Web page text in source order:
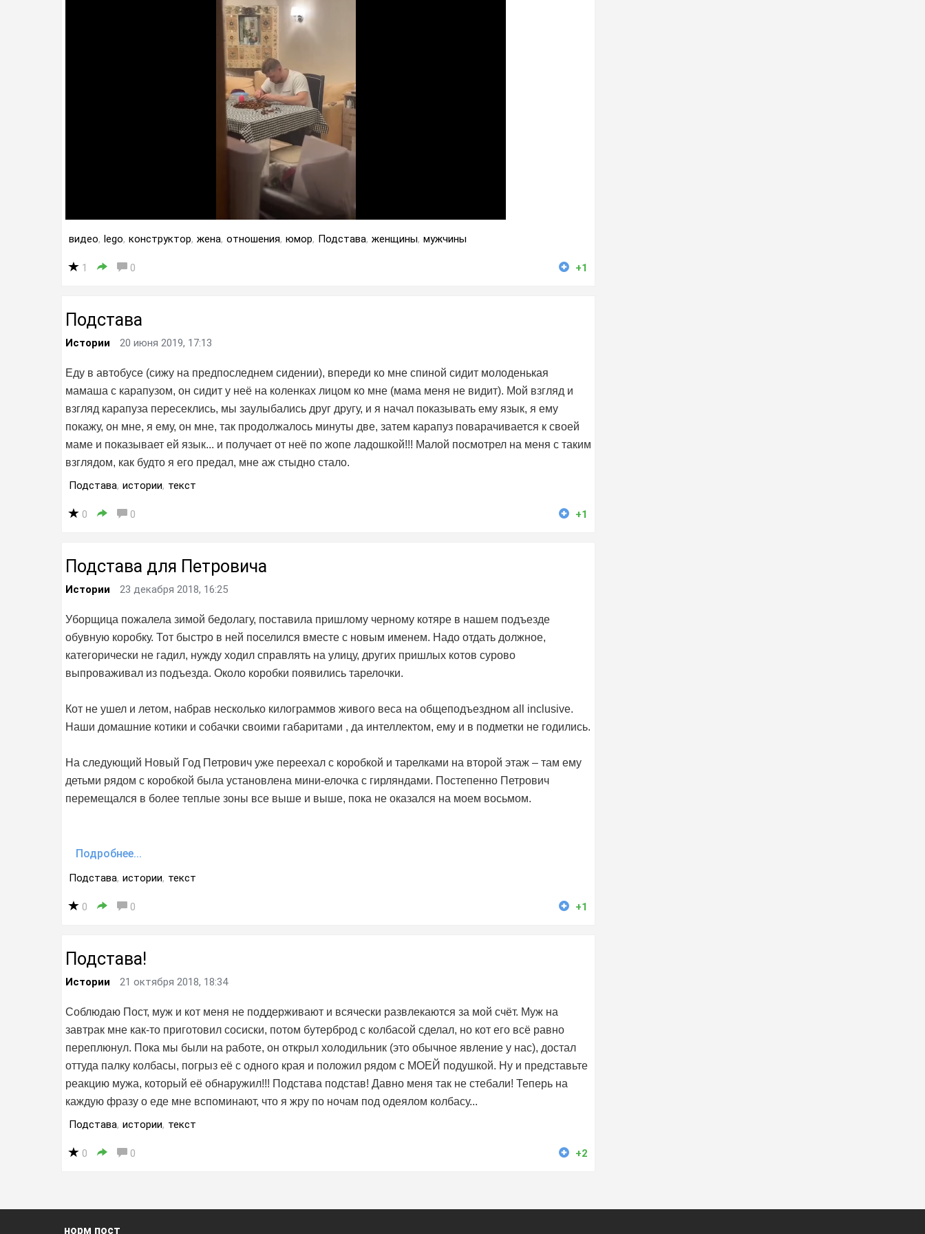
видео, lego, конструктор, жена, отношения, юмор, Подстава, женщины, мужчины
1 0 +1
Подстава
Истории 20 июня 2019, 17:13
Еду в автобусе (сижу на предпоследнем сидении), впереди ко мне спиной сидит молоденькая
мамаша с карапузом, он сидит у неё на коленках лицом ко мне (мама меня не видит). Мой взгляд и
взгляд карапуза пересеклись, мы заулыбались друг другу, и я начал показывать ему язык, я ему
покажу, он мне, я ему, он мне, так продолжалось минуты две, затем карапуз поварачивается к своей
маме и показывает ей язык... и получает от неё по жопе ладошкой!!! Малой посмотрел на меня с таким
взглядом, как будто я его предал, мне аж стыдно стало.
Подстава, истории, текст
0 0 +1
Подстава для Петровича
Истории 23 декабря 2018, 16:25
Уборщица пожалела зимой бедолагу, поставила пришлому черному котяре в нашем подъезде
обувную коробку. Тот быстро в ней поселился вместе с новым именем. Надо отдать должное,
категорически не гадил, нужду ходил справлять на улицу, других пришлых котов сурово
выпроваживал из подъезда. Около коробки появились тарелочки.
Кот не ушел и летом, набрав несколько килограммов живого веса на общеподъездном all inclusive.
Наши домашние котики и собачки своими габаритами , да интеллектом, ему и в подметки не годились.
На следующий Новый Год Петрович уже переехал с коробкой и тарелками на второй этаж – там ему
детьми рядом с коробкой была установлена мини-елочка с гирляндами. Постепенно Петрович
перемещался в более теплые зоны все выше и выше, пока не оказался на моем восьмом.
Подробнее...
Подстава, истории, текст
0 0 +1
Подстава!
Истории 21 октября 2018, 18:34
Соблюдаю Пост, муж и кот меня не поддерживают и всячески развлекаются за мой счёт. Муж на
завтрак мне как-то приготовил сосиски, потом бутерброд с колбасой сделал, но кот его всё равно
переплюнул. Пока мы были на работе, он открыл холодильник (это обычное явление у нас), достал
оттуда палку колбасы, погрыз её с одного края и положил рядом с МОЕЙ подушкой. Ну и представьте
реакцию мужа, который её обнаружил!!! Подстава подстав! Давно меня так не стебали! Теперь на
каждую фразу о еде мне вспоминают, что я жру по ночам под одеялом колбасу...
Подстава, истории, текст
0 0 +2
норм пост